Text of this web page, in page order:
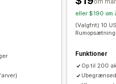
eller $190 om
(Valgfrit) 10
Funktioner
Op til 200